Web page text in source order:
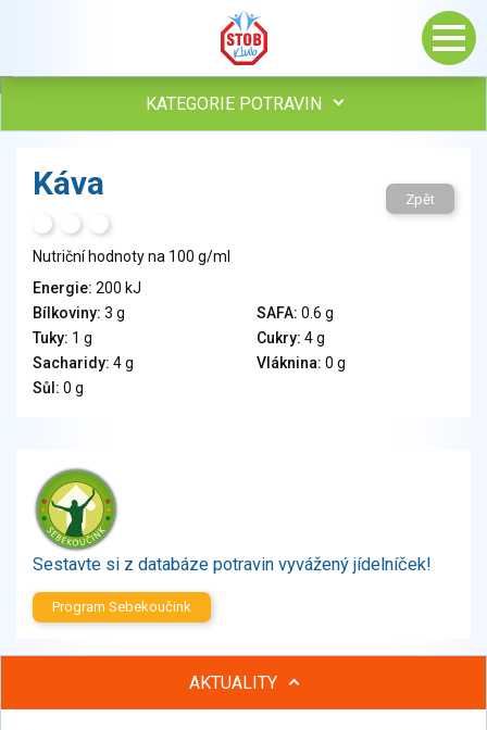
KATEGORIE POTRAVIN
Vejce
Veganské a vegetariánské výrobky
Tuky
Obiloviny, mouka, cereální výrobky
Chléb, pečivo, křehké chleby, pufované výrobky
Ořechy, semena
Zelenina
Brambory, luštěniny, houby
Sladkosti, slané výrobky
Ochucovadla, přísady, sladidla
Proteinové výrobky, doplňky stravy
Káva Zpět
Nutriční hodnoty na 100 g/ml
Energie: 200 kJ
Bílkoviny: 3 g SAFA: 0.6 g
Tuky: 1 g Cukry: 4 g
Sacharidy: 4 g Vláknina: 0 g
Sůl: 0 g
Sestavte si z databáze potravin vyvážený jídelníček!
Program Sebekoučink
AKTUALITY